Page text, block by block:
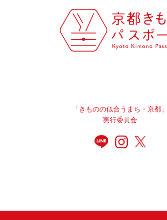
「きものの似合うまち・京都」
実行委員会